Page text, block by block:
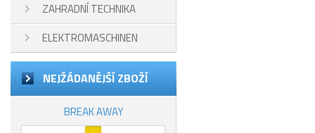
ZAHRADNÍ TECHNIKA
ELEKTROMASCHINEN
NEJŽÁDANĚJŠÍ ZBOŽÍ
BREAK AWAY